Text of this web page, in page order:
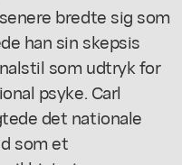
bredte sig som
han sin skepsis
som udtryk for
psyke. Carl
det nationale
som et